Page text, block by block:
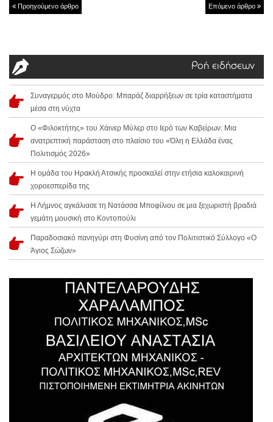
Προηγούμενο άρθρο Επόμενο άρθρο
Ροή ειδήσεων
Συναγερμός στο Μούδρο: Μπαράζ διαρρήξεων σε τρία καταστήματα
μέσα στη νύχτα
Ο «Φιλοκτήτης» του Χάινερ Μύλερ στο Ιερό των Καβείρων: Μια
ανατρεπτική παράσταση στο πλαίσιο του «Όλη η Ελλάδα ένας
Πολιτισμός 2026»
Η ομάδα του Ηρακλή Ατσικής προσκαλεί στην ετήσια καλοκαιρινή
χοροεσπερίδα της
Η Λήμνος αγκάλιασε τη Νατάσσα Μποφίλιου σε μια ξεχωριστή βραδιά
γεμάτη μουσική στο Κοντοπούλι
Παραδοσιακό πανηγύρι στη Φυσίνη από τον Πολιτιστικό Σύλλογο «Ο
Άγιος Σώζων»